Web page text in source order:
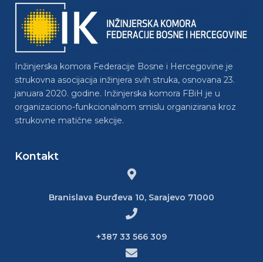
Inžinjerska komora Federacije Bosne i Hercegovine je
strukovna asocijacija inžinjera svih struka, osnovana 23.
januara 2020. godine. Inžinjerska komora FBiH je u
organizaciono-funkcionalnom smislu organizirana kroz
strukovne matične sekcije.
Kontakt
Branislava Đurđeva 10, Sarajevo 71000
+387 33 566 309